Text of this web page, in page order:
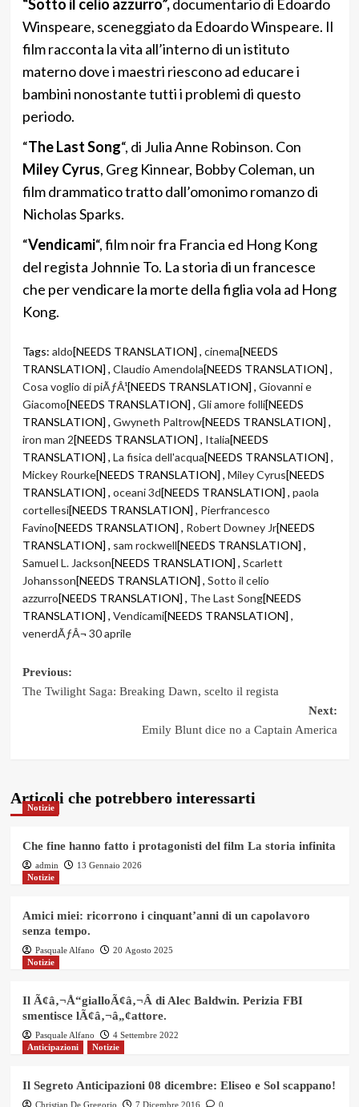
“Sotto il celio azzurro”,documentario di Edoardo
Winspeare, sceneggiato da Edoardo Winspeare. Il
film racconta la vita all’interno di un istituto
materno dove i maestri riescono ad educare i
bambini nonostante tutti i problemi di questo
periodo.
“The Last Song“, di Julia Anne Robinson. Con
Miley Cyrus, Greg Kinnear, Bobby Coleman, un
film drammatico tratto dall’omonimo romanzo di
Nicholas Sparks.
“Vendicami“, film noir fra Francia ed Hong Kong
del regista Johnnie To. La storia di un francesce
che per vendicare la morte della figlia vola ad Hong
Kong.
Tags: aldo[NEEDS TRANSLATION] , cinema[NEEDS
TRANSLATION] , Claudio Amendola[NEEDS TRANSLATION] ,
Cosa voglio di piÃƒÂ¹[NEEDS TRANSLATION] , Giovanni e
Giacomo[NEEDS TRANSLATION] , Gli amore folli[NEEDS
TRANSLATION] , Gwyneth Paltrow[NEEDS TRANSLATION] ,
iron man 2[NEEDS TRANSLATION] , Italia[NEEDS
TRANSLATION] , La fisica dell'acqua[NEEDS TRANSLATION] ,
Mickey Rourke[NEEDS TRANSLATION] , Miley Cyrus[NEEDS
TRANSLATION] , oceani 3d[NEEDS TRANSLATION] , paola
cortellesi[NEEDS TRANSLATION] , Pierfrancesco
Favino[NEEDS TRANSLATION] , Robert Downey Jr[NEEDS
TRANSLATION] , sam rockwell[NEEDS TRANSLATION] ,
Samuel L. Jackson[NEEDS TRANSLATION] , Scarlett
Johansson[NEEDS TRANSLATION] , Sotto il celio
azzurro[NEEDS TRANSLATION] , The Last Song[NEEDS
TRANSLATION] , Vendicami[NEEDS TRANSLATION] ,
venerdÃƒÂ¬ 30 aprile
Post
Previous:
The Twilight Saga: Breaking Dawn, scelto il regista
Next:
Emily Blunt dice no a Captain America
Articoli che potrebbero interessarti
Notizie
Che fine hanno fatto i protagonisti del film La storia infinita
admin
13 Gennaio 2026
Notizie
Amici miei: ricorrono i cinquant’anni di un capolavoro
senza tempo.
Pasquale Alfano
20 Agosto 2025
Notizie
Il Ã¢â‚¬Å“gialloÃ¢â‚¬Â di Alec Baldwin. Perizia FBI
smentisce lÃ¢â‚¬â„¢attore.
Pasquale Alfano
4 Settembre 2022
Anticipazioni
Notizie
Il Segreto Anticipazioni 08 dicembre: Eliseo e Sol scappano!
Christian De Gregorio 7 Dicembre 2016 0